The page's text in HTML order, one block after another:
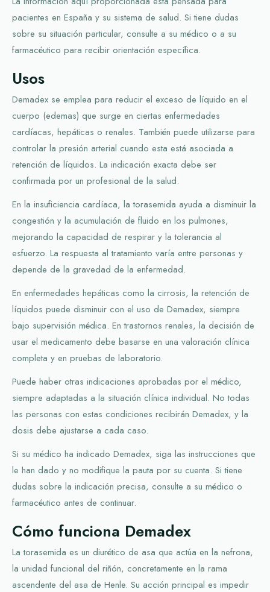
pacientes en España y su sistema de salud. Si tiene dudas
sobre su situación particular, consulte a su médico o a su
farmacéutico para recibir orientación específica.
Usos
Demadex se emplea para reducir el exceso de líquido en el
cuerpo (edemas) que surge en ciertas enfermedades
cardíacas, hepáticas o renales. También puede utilizarse para
controlar la presión arterial cuando esta está asociada a
retención de líquidos. La indicación exacta debe ser
confirmada por un profesional de la salud.
En la insuficiencia cardíaca, la torasemida ayuda a disminuir la
congestión y la acumulación de fluido en los pulmones,
mejorando la capacidad de respirar y la tolerancia al
esfuerzo. La respuesta al tratamiento varía entre personas y
depende de la gravedad de la enfermedad.
En enfermedades hepáticas como la cirrosis, la retención de
líquidos puede disminuir con el uso de Demadex, siempre
bajo supervisión médica. En trastornos renales, la decisión de
usar el medicamento debe basarse en una valoración clínica
completa y en pruebas de laboratorio.
Puede haber otras indicaciones aprobadas por el médico,
siempre adaptadas a la situación clínica individual. No todas
las personas con estas condiciones recibirán Demadex, y la
dosis debe ajustarse a cada caso.
Si su médico ha indicado Demadex, siga las instrucciones que
le han dado y no modifique la pauta por su cuenta. Si tiene
dudas sobre la indicación precisa, consulte a su médico o
farmacéutico antes de continuar.
Cómo funciona Demadex
La torasemida es un diurético de asa que actúa en la nefrona,
la unidad funcional del riñón, concretamente en la rama
ascendente del asa de Henle. Su acción principal es impedir